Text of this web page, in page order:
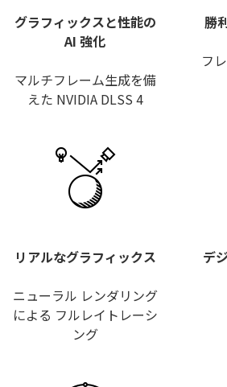
グラフィックスと性能の
AI 強化
マルチフレーム生成を備
えた NVIDIA DLSS 4
勝
フ
リアルなグラフィックス
ニューラル レンダリング
による フルレイトレーシ
ング
デ